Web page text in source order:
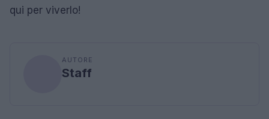
qui per viverlo!
AUTORE
Staff